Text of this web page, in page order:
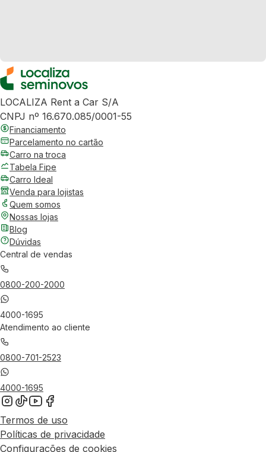
LOCALIZA Rent a Car S/A
CNPJ nº 16.670.085/0001-55
Financiamento
Parcelamento no cartão
Carro na troca
Tabela Fipe
Carro Ideal
Venda para lojistas
Quem somos
Nossas lojas
Blog
Dúvidas
Central de vendas
0800-200-2000
4000-1695
Atendimento ao cliente
0800-701-2523
4000-1695
Termos de uso
Políticas de privacidade
Configurações de cookies